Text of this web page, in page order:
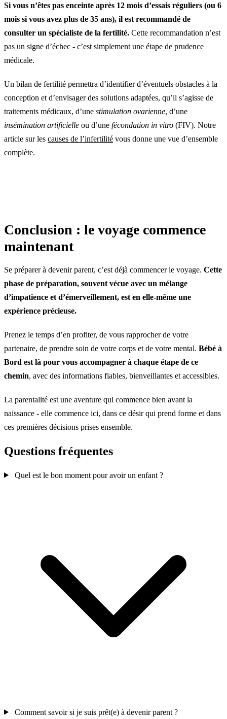
Si vous n’êtes pas enceinte après 12 mois d’essais réguliers (ou 6
mois si vous avez plus de 35 ans), il est recommandé de
consulter un spécialiste de la fertilité. Cette recommandation n’est
pas un signe d’échec - c’est simplement une étape de prudence
médicale.
Un bilan de fertilité permettra d’identifier d’éventuels obstacles à la
conception et d’envisager des solutions adaptées, qu’il s’agisse de
traitements médicaux, d’une stimulation ovarienne, d’une
insémination artificielle ou d’une fécondation in vitro (FIV). Notre
article sur les causes de l’infertilité vous donne une vue d’ensemble
complète.
Conclusion : le voyage commence
maintenant
Se préparer à devenir parent, c’est déjà commencer le voyage. Cette
phase de préparation, souvent vécue avec un mélange
d’impatience et d’émerveillement, est en elle-même une
expérience précieuse.
Prenez le temps d’en profiter, de vous rapprocher de votre
partenaire, de prendre soin de votre corps et de votre mental. Bébé à
Bord est là pour vous accompagner à chaque étape de ce
chemin, avec des informations fiables, bienveillantes et accessibles.
La parentalité est une aventure qui commence bien avant la
naissance - elle commence ici, dans ce désir qui prend forme et dans
ces premières décisions prises ensemble.
Questions fréquentes
Quel est le bon moment pour avoir un enfant ?
Comment savoir si je suis prêt(e) à devenir parent ?